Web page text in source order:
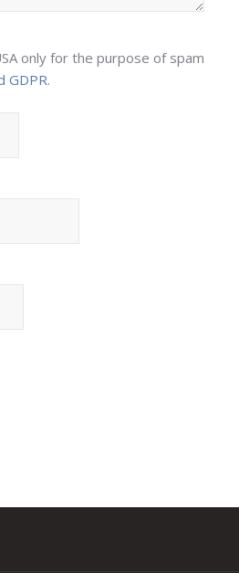
only for the purpose of spam
GDPR.